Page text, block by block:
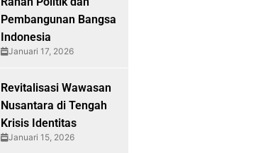
Pembangunan Bangsa
Indonesia
Januari 17, 2026
Revitalisasi Wawasan
Nusantara di Tengah
Krisis Identitas
Januari 15, 2026